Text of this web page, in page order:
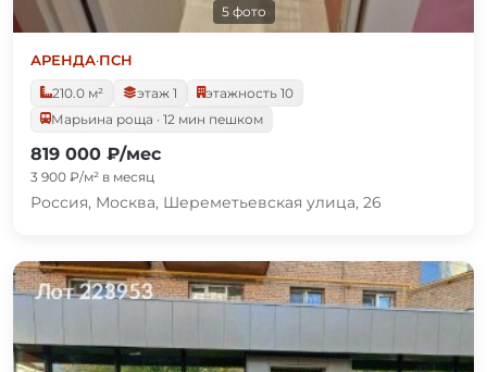
5 фото
АРЕНДА·ПСН
210.0 м²
этаж 1
этажность 10
Марьина роща · 12 мин пешком
819 000 ₽/мес
3 900 ₽/м² в месяц
Россия, Москва, Шереметьевская улица, 26